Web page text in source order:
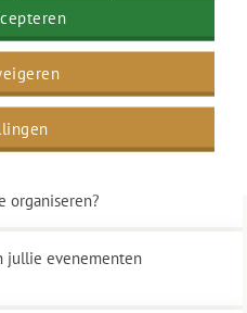
georganiseerd bij Grand
geschikt voor een
organiseren?
jullie evenementen